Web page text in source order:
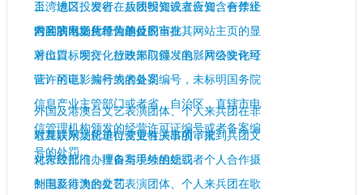
工、进口、发行、放映明知或者应知含有禁止
内容的电影片行为的处罚
台湾地区投资者在兵团投资设立合资、合作经
营的演出场所经营单位的审批
对互联网文化单位违反应当在其网站主页的显
著位置标明文化行政部门颁发的《网络文化经
营许可证》编号或者备案编号，未标明国务院
信息产业主管部门或者省、自治区、直辖市电
信管理机构颁发的经营许可证编号或者备案编
号的处罚
对出口、发行、放映未取得《电影片公映许可
证》的电影片行为的处罚
外国及港澳台文艺表演团体、个人来兵团在非
歌舞娱乐场所进行营业性演出的审批
对互联网文化单位变更有关事项，未到兵团文
化行政部门办理备案手续的处罚
对未经批准，擅自与境外组织或者个人合作摄
制电影行为的处罚
外国及港澳台文艺表演团体、个人来兵团在歌